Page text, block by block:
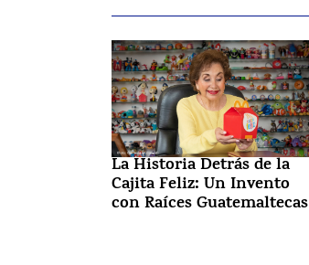
La Historia Detrás de la
Cajita Feliz: Un Invento
con Raíces Guatemaltecas